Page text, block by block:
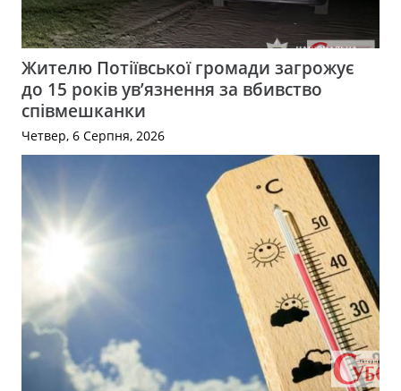
Жителю Потіївської громади загрожує
до 15 років ув’язнення за вбивство
співмешканки
Четвер, 6 Серпня, 2026